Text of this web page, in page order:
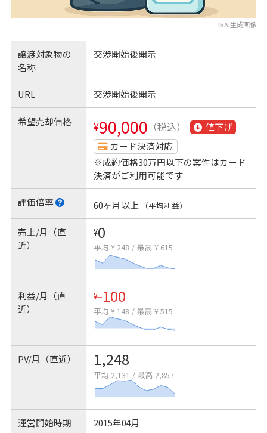
※AI生成画像
譲渡対象物の
名称
交渉開始後開示
URL 交渉開始後開示
希望売却価格 ¥90,000 （税込）
値下げ
カード決済対応
※成約価格30万円以下の案件はカード
決済がご利用可能です
評価倍率 60ヶ月以上 （平均利益）
売上/月（直
近）
¥0
平均 ¥ 248 / 最高 ¥ 615
利益/月（直
近）
¥-100
平均 ¥ 148 / 最高 ¥ 515
PV/月（直近） 1,248
平均 2,131 / 最高 2,857
運営開始時期 2015年04月